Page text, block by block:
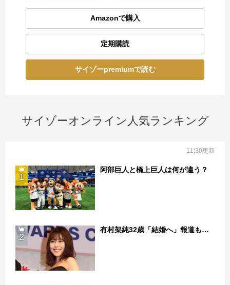
Amazonで購入
定期購読
サイゾーpremiumで読む
サイゾーオンライン人気ランキング
11:30更新
1
阿部巨人と橋上巨人は何が違う？
2
有村架純32歳「結婚へ」報道も…